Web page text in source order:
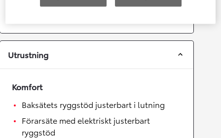
Fyrhjulsdrift
Utrustning
Komfort
Baksätets ryggstöd justerbart i lutning
Förarsäte med elektriskt justerbart
ryggstöd